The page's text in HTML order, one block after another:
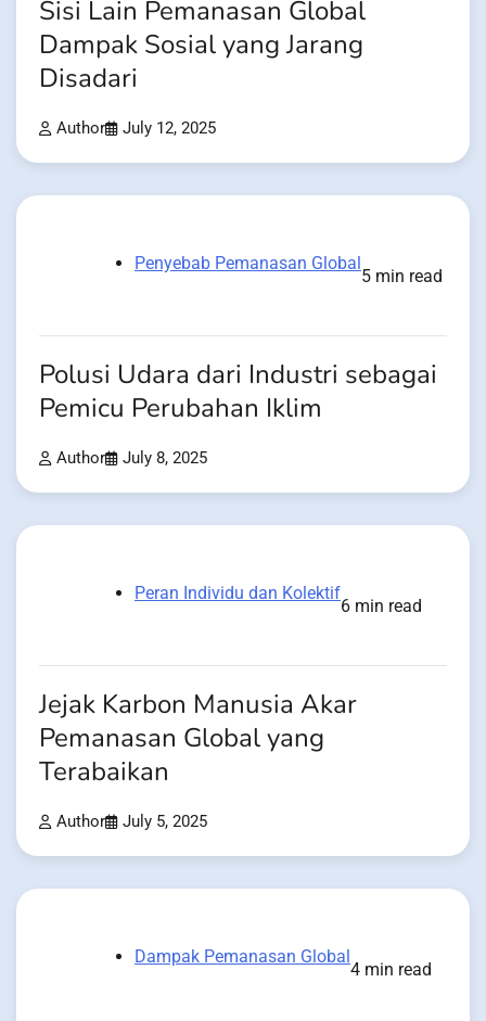
Sisi Lain Pemanasan Global
Dampak Sosial yang Jarang
Disadari
Author July 12, 2025
Penyebab Pemanasan Global
5 min read
Polusi Udara dari Industri sebagai
Pemicu Perubahan Iklim
Author July 8, 2025
Peran Individu dan Kolektif
6 min read
Jejak Karbon Manusia Akar
Pemanasan Global yang
Terabaikan
Author July 5, 2025
Dampak Pemanasan Global
4 min read